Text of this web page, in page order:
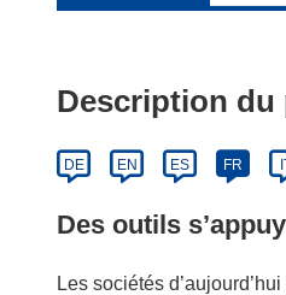
Description du
DE EN ES FR
Des outils
Les sociétés